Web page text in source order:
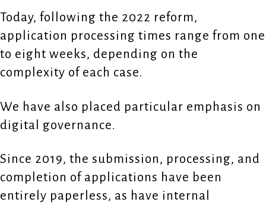
Today, following the 2022 reform,
application processing times range from one
to eight weeks, depending on the
complexity of each case.
We have also placed particular emphasis on
digital governance.
Since 2019, the submission, processing, and
completion of applications have been
entirely paperless, as have internal